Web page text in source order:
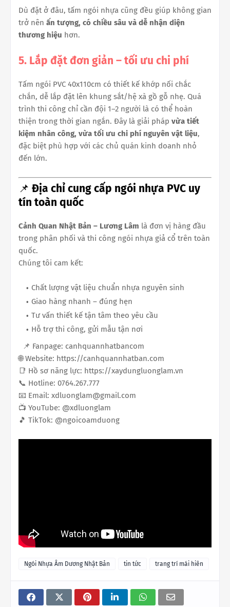
Dù đặt ở đâu, tấm ngói nhựa cũng đều giúp không gian
trở nên ấn tượng, có chiều sâu và dễ nhận diện
thương hiệu hơn.
5. Lắp đặt đơn giản – tối ưu chi phí
Tấm ngói PVC 40x110cm có thiết kế khớp nối chắc
chắn, dễ lắp đặt lên khung sắt/hệ xà gồ gỗ nhẹ. Quá
trình thi công chỉ cần đội 1–2 người là có thể hoàn
thiện trong thời gian ngắn. Đây là giải pháp vừa tiết
kiệm nhân công, vừa tối ưu chi phí nguyên vật liệu,
đặc biệt phù hợp với các chủ quán kinh doanh nhỏ
đến lớn.
📌 Địa chỉ cung cấp ngói nhựa PVC uy
tín toàn quốc
Cảnh Quan Nhật Bản – Lương Lâm là đơn vị hàng đầu
trong phân phối và thi công ngói nhựa giả cổ trên toàn
quốc.
Chúng tôi cam kết:
Chất lượng vật liệu chuẩn nhựa nguyên sinh
Giao hàng nhanh – đúng hẹn
Tư vấn thiết kế tận tâm theo yêu cầu
Hỗ trợ thi công, gửi mẫu tận nơi
📌 Fanpage: canhquannhatbancom
🌐 Website: https://canhquannhatban.com
📑 Hồ sơ năng lực: https://xaydungluonglam.vn
📞 Hotline: 0764.267.777
📧 Email: xdluonglam@gmail.com
📺 YouTube: @xdluonglam
🎵 TikTok: @ngoicoamduong
Ngói Nhựa Âm Dương Nhật Bản tin tức trang trí mái hiên